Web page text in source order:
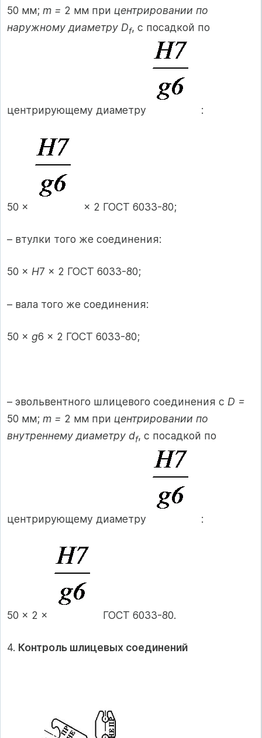
50 мм; m = 2 мм при центрировании по
наружному диаметру Df, с посадкой по
центрирующему диаметру :
50 × × 2 ГОСТ 6033-80;
– втулки того же соединения:
50 × H7 × 2 ГОСТ 6033-80;
– вала того же соединения:
50 × g6 × 2 ГОСТ 6033-80;
– эвольвентного шлицевого соединения с D =
50 мм; m = 2 мм при центрировании по
внутреннему диаметру df, с посадкой по
центрирующему диаметру :
50 × 2 × ГОСТ 6033-80.
4. Контроль шлицевых соединений